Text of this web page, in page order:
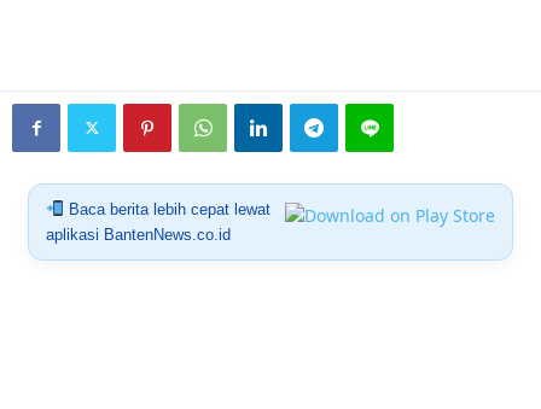
Baca berita lebih cepat lewat
aplikasi BantenNews.co.id